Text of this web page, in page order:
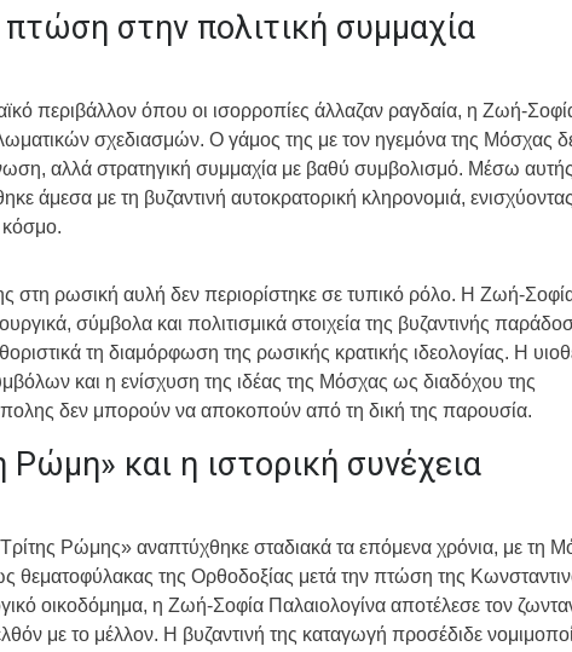
στην πολιτική συμμαχία
περιβάλλον όπου οι ισορροπίες άλλαζαν ραγδαία, η Ζωή-
σχεδιασμών. Ο γάμος της με τον ηγεμόνα της Μόσχας
αλλά στρατηγική συμμαχία με βαθύ συμβολισμό. Μέσω
άμεσα με τη βυζαντινή αυτοκρατορική κληρονομιά,
στη ρωσική αυλή δεν περιορίστηκε σε τυπικό ρόλο. Η Ζωή-
σύμβολα και πολιτισμικά στοιχεία της βυζαντινής
τη διαμόρφωση της ρωσικής κρατικής ιδεολογίας. Η
και η ενίσχυση της ιδέας της Μόσχας ως διαδόχου της
δεν μπορούν να αποκοπούν από τη δική της παρουσία.
Ρώμη» και η ιστορική συνέχεια
Ρώμης» αναπτύχθηκε σταδιακά τα επόμενα χρόνια, με τη
θεματοφύλακας της Ορθοδοξίας μετά την πτώση της
οικοδόμημα, η Ζωή-Σοφία Παλαιολογίνα αποτέλεσε τον
με το μέλλον. Η βυζαντινή της καταγωγή προσέδιδε